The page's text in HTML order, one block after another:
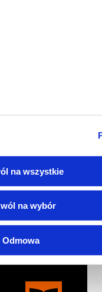
na wszystkie
na wybór
Odmowa
zmieniają
i